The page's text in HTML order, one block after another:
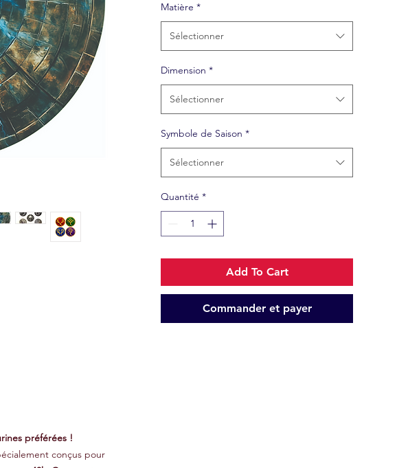
Matière *
Sélectionner
Dimension *
Sélectionner
Symbole de Saison *
Sélectionner
Quantité *
Add To Cart
Commander et payer
préférées !
conçus pour